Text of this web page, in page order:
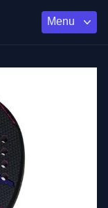
Menu